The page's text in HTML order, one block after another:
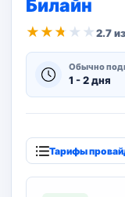
Билайн
★ ★ ★ ★ ★2.7
Обычно
1 - 2 дня
Тарифы